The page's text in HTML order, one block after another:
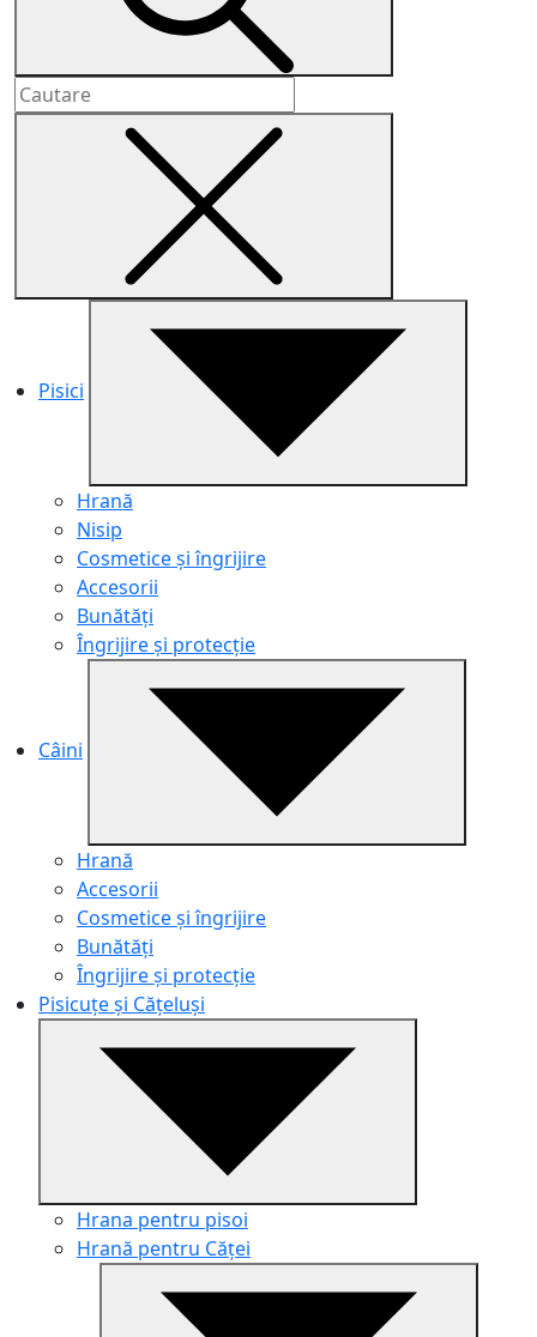
Pisici
Hrană
Nisip
Cosmetice și îngrijire
Accesorii
Bunătăți
Îngrijire și protecție
Câini
Hrană
Accesorii
Cosmetice și îngrijire
Bunătăți
Îngrijire și protecție
Pisicuțe și Cățeluși
Hrana pentru pisoi
Hrană pentru Căței